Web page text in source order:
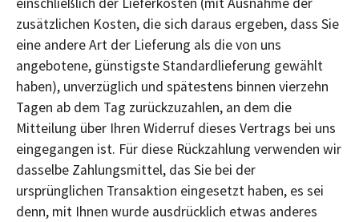
zusätzlichen Kosten, die sich daraus ergeben, dass Sie
eine andere Art der Lieferung als die von uns
angebotene, günstigste Standardlieferung gewählt
haben), unverzüglich und spätestens binnen vierzehn
Tagen ab dem Tag zurückzuzahlen, an dem die
Mitteilung über Ihren Widerruf dieses Vertrags bei uns
eingegangen ist. Für diese Rückzahlung verwenden wir
dasselbe Zahlungsmittel, das Sie bei der
ursprünglichen Transaktion eingesetzt haben, es sei
denn, mit Ihnen wurde ausdrücklich etwas anderes